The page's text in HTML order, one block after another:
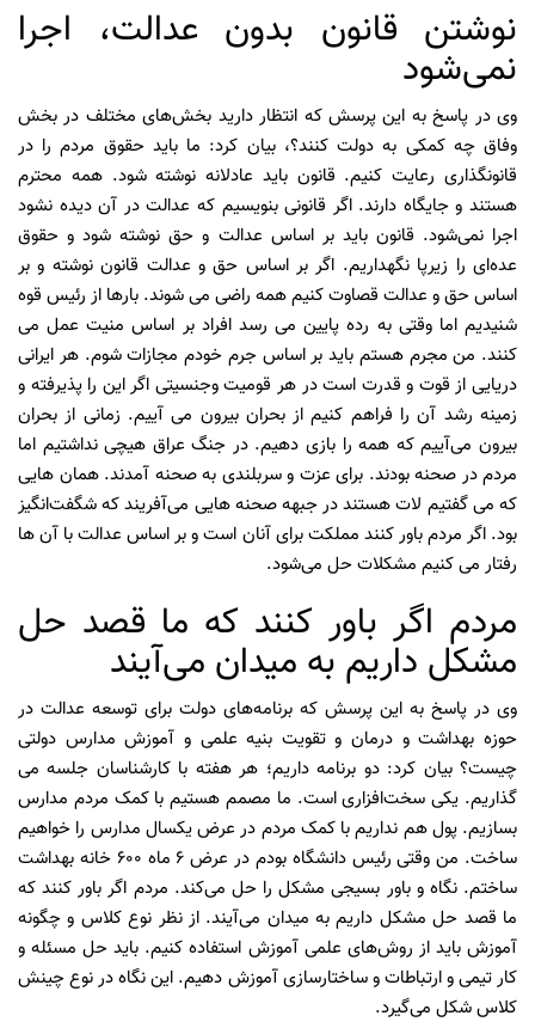
نوشتن قانون بدون عدالت، اجرا
نمی‌شود
وی در پاسخ به این پرسش که انتظار دارید بخش‌های مختلف در بخش
وفاق چه کمکی به دولت کنند؟، بیان کرد: ما باید حقوق مردم را در
قانونگذاری رعایت کنیم. قانون باید عادلانه نوشته شود. همه محترم
هستند و جایگاه دارند. اگر قانونی بنویسیم که عدالت در آن دیده نشود
اجرا نمی‌شود. قانون باید بر اساس عدالت و حق نوشته شود و حقوق
عده‌ای را زیرپا نگهداریم. اگر بر اساس حق و عدالت قانون نوشته و بر
اساس حق و عدالت قصاوت کنیم همه راضی می شوند. بارها از رئیس قوه
شنیدیم اما وقتی به رده پایین می رسد افراد بر اساس منیت عمل می
کنند. من مجرم هستم باید بر اساس جرم خودم مجازات شوم. هر ایرانی
دریایی از قوت و قدرت است در هر قومیت وجنسیتی اگر این را پذیرفته و
زمینه رشد آن را فراهم کنیم از بحران بیرون می آییم. زمانی از بحران
بیرون می‌آییم که همه را بازی دهیم. در جنگ عراق هیچی نداشتیم اما
مردم در صحنه بودند. برای عزت و سربلندی به صحنه آمدند. همان هایی
که می گفتیم لات هستند در جبهه صحنه هایی می‌آفریند که شگفت‌انگیز
بود. اگر مردم باور کنند مملکت برای آنان است و بر اساس عدالت با آن ها
رفتار می کنیم مشکلات حل می‌شود.
مردم اگر باور کنند که ما قصد حل
مشکل داریم به میدان می‌آیند
وی در پاسخ به این پرسش که برنامه‌های دولت برای توسعه عدالت در
حوزه بهداشت و درمان و تقویت بنیه علمی و آموزش مدارس دولتی
چیست؟ بیان کرد: دو برنامه داریم؛ هر هفته با کارشناسان جلسه می
گذاریم. یکی سخت‌افزاری است. ما مصمم هستیم با کمک مردم مدارس
بسازیم. پول هم نداریم با کمک مردم در عرض یکسال مدارس را خواهیم
ساخت. من وقتی رئیس دانشگاه بودم در عرض ۶ ماه ۶۰۰ خانه بهداشت
ساختم. نگاه و باور بسیجی مشکل را حل می‌کند. مردم اگر باور کنند که
ما قصد حل مشکل داریم به میدان می‌آیند. از نظر نوع کلاس و چگونه
آموزش باید از روش‌های علمی آموزش استفاده کنیم. باید حل مسئله و
کار تیمی و ارتباطات و ساختارسازی آموزش دهیم. این نگاه در نوع چینش
کلاس شکل می‌گیرد.